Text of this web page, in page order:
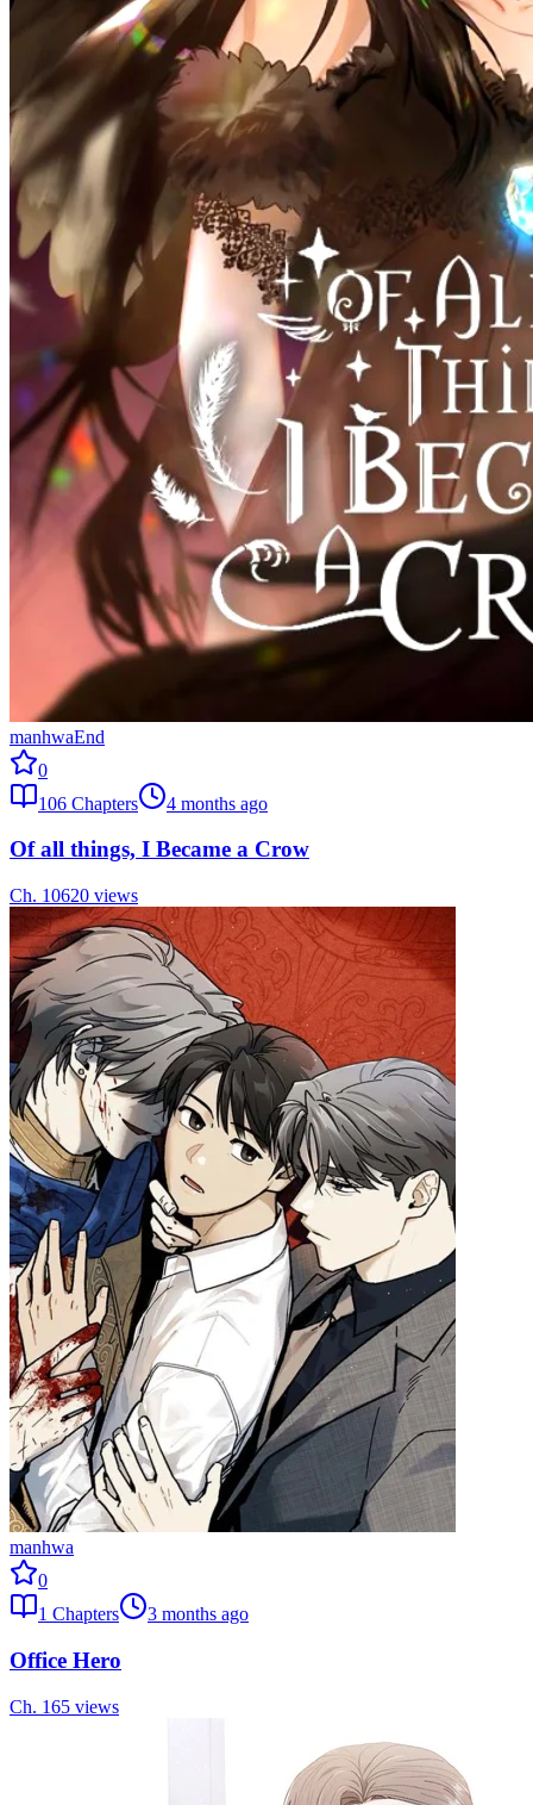
manhwaEnd
0
106 Chapters 4 months ago
Of all things, I Became a Crow
Ch. 10620 views
manhwa
0
1 Chapters 3 months ago
Office Hero
Ch. 165 views